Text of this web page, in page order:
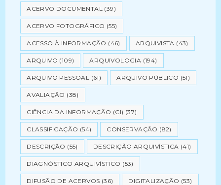
ACERVO DOCUMENTAL (39)
ACERVO FOTOGRÁFICO (55)
ACESSO À INFORMAÇÃO (46) ARQUIVISTA (43)
ARQUIVO (109) ARQUIVOLOGIA (194)
ARQUIVO PESSOAL (61) ARQUIVO PÚBLICO (51)
AVALIAÇÃO (38)
CIÊNCIA DA INFORMAÇÃO (CI) (37)
CLASSIFICAÇÃO (54) CONSERVAÇÃO (82)
DESCRIÇÃO (55) DESCRIÇÃO ARQUIVÍSTICA (41)
DIAGNÓSTICO ARQUIVÍSTICO (53)
DIFUSÃO DE ACERVOS (36) DIGITALIZAÇÃO (53)